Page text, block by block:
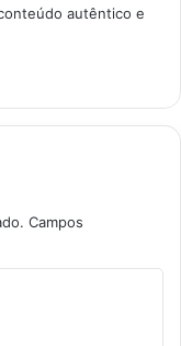
autêntico e
Campos